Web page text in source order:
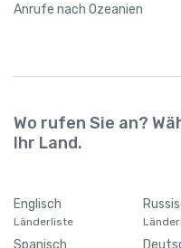
Anrufe nach Ozeanien
Wo rufen Sie an?
Ihr Land.
Englisch
Länderliste
Spanisch